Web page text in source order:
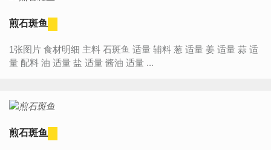
煎石斑鱼
1张图片 食材明细 主料 石斑鱼 适量 辅料 葱 适量 姜 适量 蒜 适
量 配料 油 适量 盐 适量 酱油 适量 ...
煎石斑鱼